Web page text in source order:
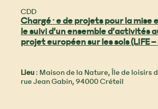
CDD
Chargé·e de projets pour la mise
le suivi d’un ensemble d’activités
projet européen sur les sols (LIFE –
Lieu: Maison de la Nature, Île de loisirs
rue Jean Gabin, 94000 Créteil